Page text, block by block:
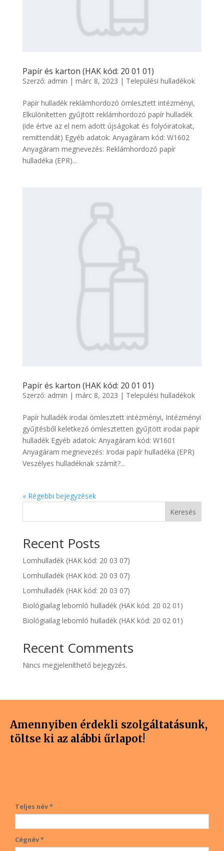
Papír és karton (HAK kód: 20 01 01)
Szerző: admin | márc 8, 2023 | Települési hulladékok
Papír hulladék reklámhordozó ömlesztett intézményi,
Elkülönítetten gyűjtött reklámhordozó papír hulladék
(ide értve az el nem adott újságokat és folyóiratokat,
remittendát) Egyéb adatok: Anyagáram kód: W1602
Anyagáram megnevezés: Reklámhordozó papír
hulladéka (EPR)...
Papír és karton (HAK kód: 20 01 01)
Szerző: admin | márc 8, 2023 | Települési hulladékok
Papír hulladék irodai ömlesztett intézményi, Intézményi
gyűjtésből keletkező ömlesztetten gyűjtött irodai papír
hulladék Egyéb adatok: Anyagáram kód: W1601
Anyagáram megnevezés: Irodai papír hulladéka (EPR)
Veszélyes hulladéknak számít?...
« Régebbi bejegyzések
Keresés
Recent Posts
Lomhulladék (HAK kód: 20 03 07)
Lomhulladék (HAK kód: 20 03 07)
Lomhulladék (HAK kód: 20 03 07)
Biológiailag lebomló hulladék (HAK kód: 20 02 01)
Biológiailag lebomló hulladék (HAK kód: 20 02 01)
Recent Comments
Nincs megjeleníthető bejegyzés.
Amennyiben érdekli szolgáltatásunk,
töltse ki az alábbi űrlapot!
Teljes név *
Cégnév *